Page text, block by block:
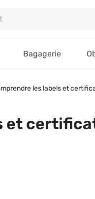
Bagagerie
les labels et
et